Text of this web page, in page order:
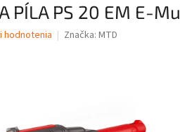
PÍLA PS 20 EM E-
hodnotenia Značka: MTD